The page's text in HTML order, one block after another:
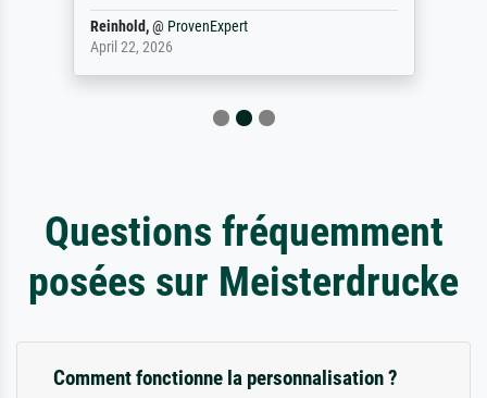
Reinhold,@ ProvenExpert
April 22, 2026
Questions fréquemment
posées sur Meisterdrucke
Comment fonctionne la personnalisation ?